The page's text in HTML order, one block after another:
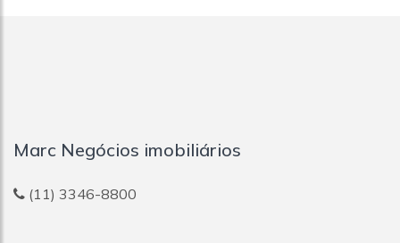
Marc Negócios imobiliários
(11) 3346-8800